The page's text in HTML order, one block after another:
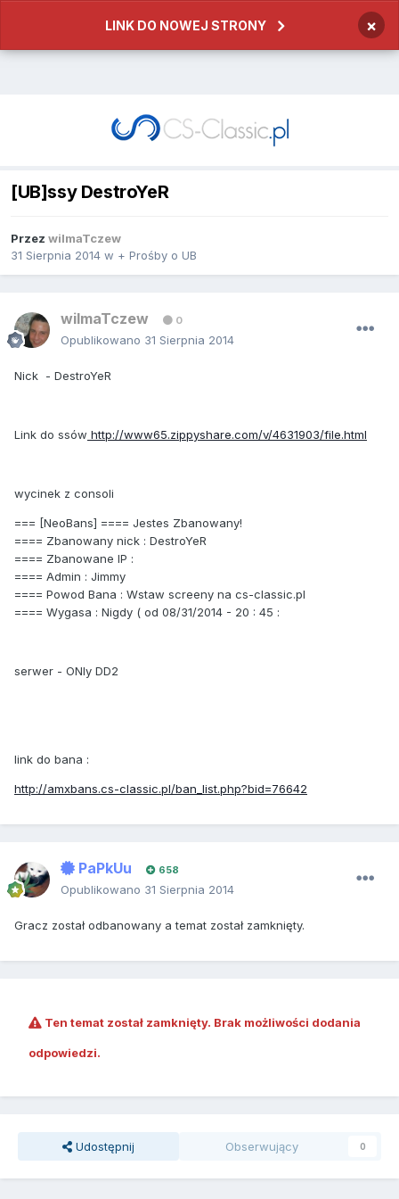
LINK DO NOWEJ STRONY ×
[UB]ssy DestroYeR
Przez wilmaTczew
31 Sierpnia 2014 w + Prośby o UB
wilmaTczew 0
Opublikowano 31 Sierpnia 2014
Nick - DestroYeR
Link do ssów http://www65.zippyshare.com/v/4631903/file.html
wycinek z consoli
=== [NeoBans] ==== Jestes Zbanowany!
==== Zbanowany nick : DestroYeR
==== Zbanowane IP :
==== Admin : Jimmy
==== Powod Bana : Wstaw screeny na cs-classic.pl
==== Wygasa : Nigdy ( od 08/31/2014 - 20 : 45 :
serwer - ONly DD2
link do bana :
http://amxbans.cs-classic.pl/ban_list.php?bid=76642
PaPkUu 658
Opublikowano 31 Sierpnia 2014
Gracz został odbanowany a temat został zamknięty.
Ten temat został zamknięty. Brak możliwości dodania
odpowiedzi.
Udostępnij Obserwujący 0